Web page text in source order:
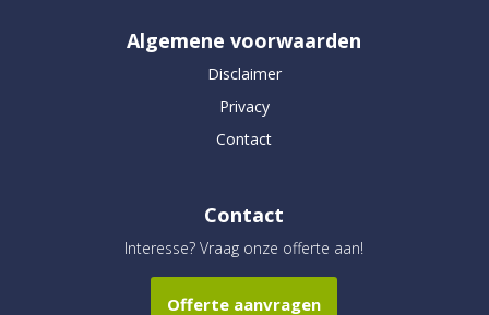
Algemene voorwaarden
Disclaimer
Privacy
Contact
Contact
Interesse? Vraag onze offerte aan!
Offerte aanvragen